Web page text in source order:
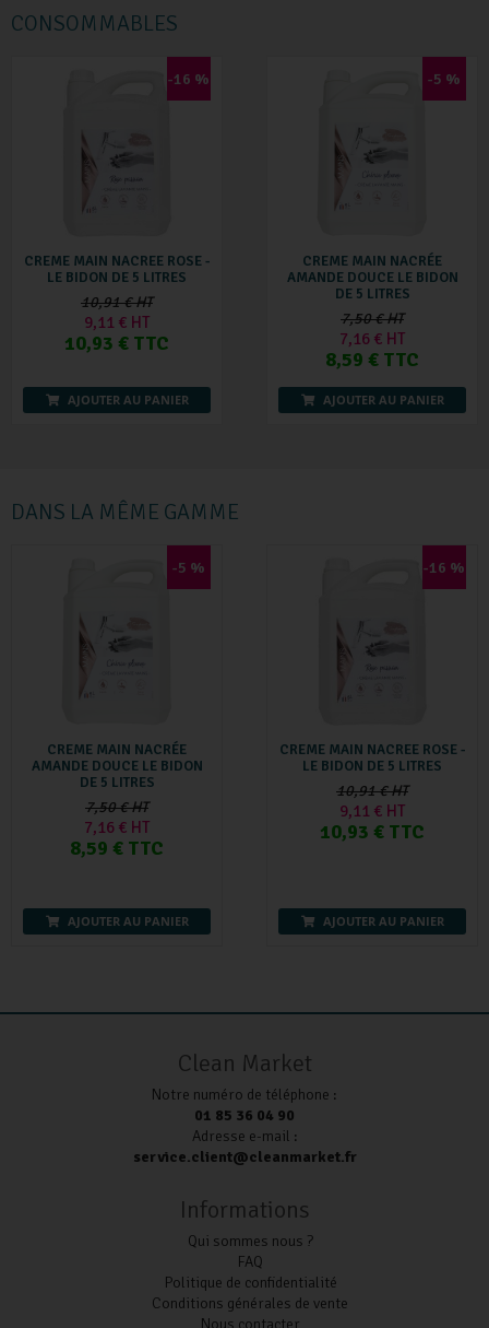
CONSOMMABLES
-16 %
CREME MAIN NACREE ROSE -
LE BIDON DE 5 LITRES
10,91 € HT
9,11 € HT
10,93 € TTC
AJOUTER AU PANIER
-5 %
CREME MAIN NACRÉE
AMANDE DOUCE LE BIDON
DE 5 LITRES
7,50 € HT
7,16 € HT
8,59 € TTC
AJOUTER AU PANIER
DANS LA MÊME GAMME
-5 %
CREME MAIN NACRÉE
AMANDE DOUCE LE BIDON
DE 5 LITRES
7,50 € HT
7,16 € HT
8,59 € TTC
AJOUTER AU PANIER
-16 %
CREME MAIN NACREE ROSE -
LE BIDON DE 5 LITRES
10,91 € HT
9,11 € HT
10,93 € TTC
AJOUTER AU PANIER
Clean Market
Notre numéro de téléphone :
01 85 36 04 90
Adresse e-mail :
service.client@cleanmarket.fr
Informations
Qui sommes nous ?
FAQ
Politique de confidentialité
Conditions générales de vente